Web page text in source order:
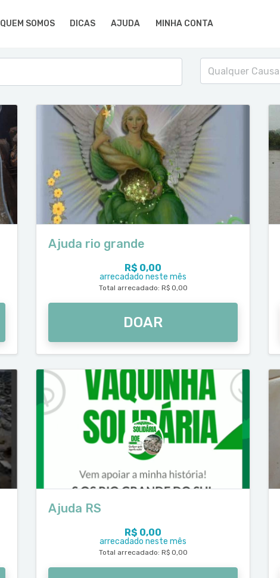
QUEM SOMOS DICAS AJUDA MINHA CONTA
Qualquer Causa
Ajuda rio grande
R$ 0,00
arrecadado neste mês
Total arrecadado: R$ 0,00
DOAR
Ajuda RS
R$ 0,00
arrecadado neste mês
Total arrecadado: R$ 0,00